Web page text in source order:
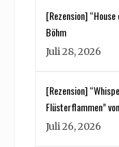
[Rezension]
Böhm
Juli 28, 2026
[Rezension]
Flüsterflammen”
Juli 26, 2026